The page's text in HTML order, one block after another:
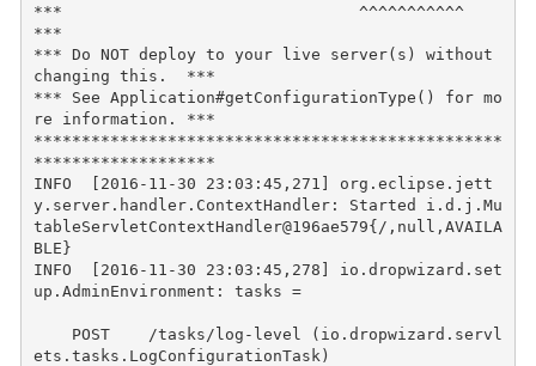
***                               ^^^^^^^^^^^
***
*** Do NOT deploy to your live server(s) without
changing this.  ***
*** See Application#getConfigurationType() for mo
re information. ***
*************************************************
*******************
INFO  [2016-11-30 23:03:45,271] org.eclipse.jett
y.server.handler.ContextHandler: Started i.d.j.Mu
tableServletContextHandler@196ae579{/,null,AVAILA
BLE}
INFO  [2016-11-30 23:03:45,278] io.dropwizard.set
up.AdminEnvironment: tasks =
ets.tasks.LogConfigurationTask)